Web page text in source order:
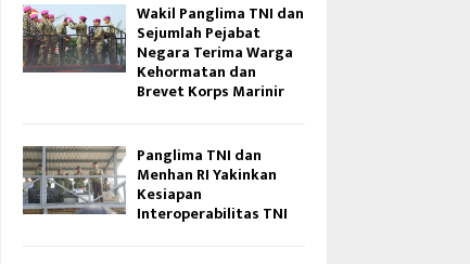
Wakil Panglima TNI dan
Sejumlah Pejabat
Negara Terima Warga
Kehormatan dan
Brevet Korps Marinir
Panglima TNI dan
Menhan RI Yakinkan
Kesiapan
Interoperabilitas TNI